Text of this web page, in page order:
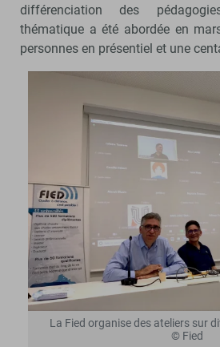
différenciation des
thématique a été abordée en
personnes en présentiel et une
La Fied organise des ateliers sur
© Fied